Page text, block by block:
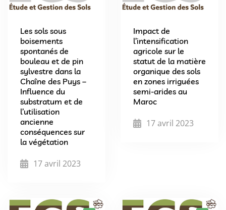
Les sols sous
boisements
spontanés de
bouleau et de pin
sylvestre dans la
Chaîne des Puys –
Influence du
substratum et de
l’utilisation
ancienne
conséquences sur
la végétation
17 avril 2023
Impact de
l’intensification
agricole sur le
statut de la matière
organique des sols
en zones irriguées
semi-arides au
Maroc
17 avril 2023